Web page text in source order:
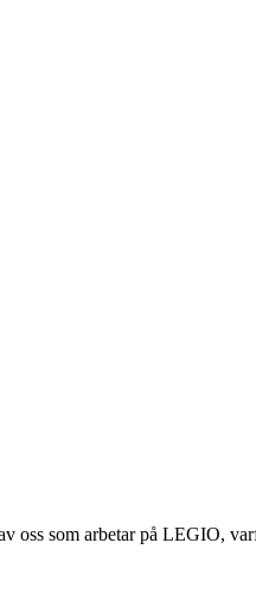
oss som arbetar på LEGIO,